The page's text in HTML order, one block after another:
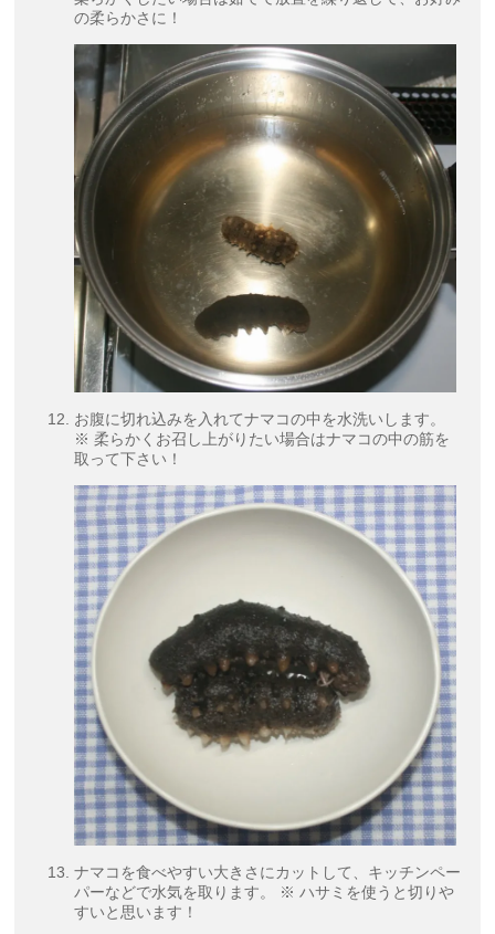
の柔らかさに！
お腹に切れ込みを入れてナマコの中を水洗いします。
※ 柔らかくお召し上がりたい場合はナマコの中の筋を
取って下さい！
ナマコを食べやすい大きさにカットして、キッチンペー
パーなどで水気を取ります。 ※ ハサミを使うと切りや
すいと思います！